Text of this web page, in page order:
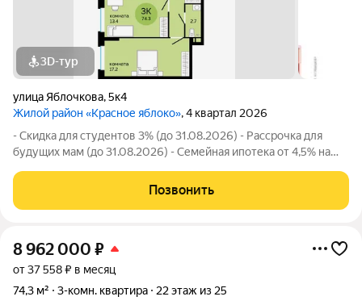
3D-тур
улица Яблочкова,5к4
Жилой район «Красное яблоко», 4 квартал 2026
- Скидка для студентов 3% (до 31.08.2026) - Рассрочка для
будущих мам (до 31.08.2026) - Семейная ипотека от 4,5% на
31.08.2026) - Скидка до 3% за каждого ребёнка (до 31.08.2026)
- Материнский
Позвонить
8 962 000 ₽
от 37 558 ₽ в месяц
74,3 м²
3-комн. квартира 22 этаж из 25